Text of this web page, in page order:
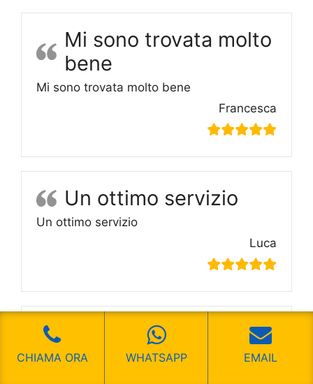
Mi sono trovata molto
bene
Mi sono trovata molto bene
Francesca
Un ottimo servizio
Un ottimo servizio
Luca
Dei veri professionisti
Dei veri professionisti
CHIAMA ORA WHATSAPP EMAIL